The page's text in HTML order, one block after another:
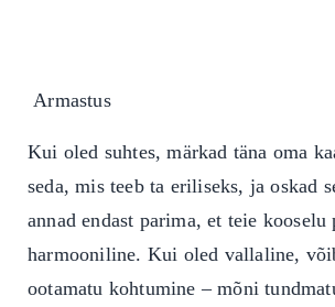
Armastus
Kui oled suhtes, märkad täna oma
seda, mis teeb ta eriliseks, ja oskad
annad endast parima, et teie kooselu
harmooniline. Kui oled vallaline,
ootamatu kohtumine – mõni